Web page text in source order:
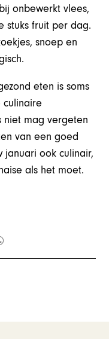
onbewerkt vlees,
stuks fruit per dag.
snoep en
eten is soms
culinaire
niet mag vergeten
van een goed
januari ook culinair,
als het moet.